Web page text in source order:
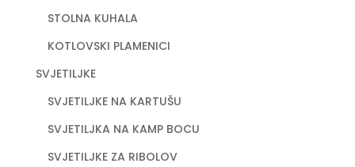
STOLNA KUHALA
KOTLOVSKI PLAMENICI
SVJETILJKE
SVJETILJKE NA KARTUŠU
SVJETILJKA NA KAMP BOCU
SVJETILJKE ZA RIBOLOV